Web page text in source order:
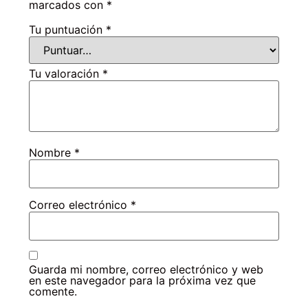
marcados con *
Tu puntuación *
Tu valoración *
Nombre *
Correo electrónico *
Guarda mi nombre, correo electrónico y web
en este navegador para la próxima vez que
comente.